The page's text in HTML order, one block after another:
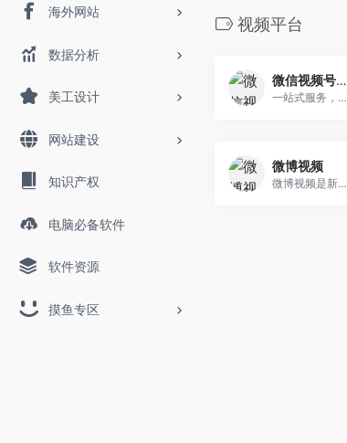
海外网站
数据分析
美工设计
网站建设
知识产权
电脑必备软件
软件资源
摸鱼专区
视频平台
微信视频号后台
一站式服务，让创作更简单。 ...
微博视频
微博视频是新浪微博旗下视频版块，拥有非常丰富的视频素材资源！不过部分视频如果使用，需要获得原作者许可，请在使用时确认版权！